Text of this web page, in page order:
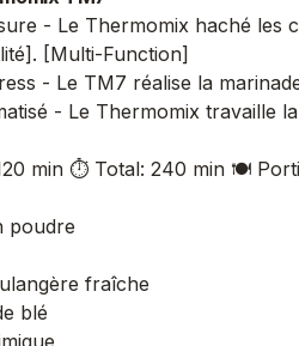
- Le Thermomix haché les
[Multi-Function]
- Le TM7 réalise la
- Le Thermomix travaille
min ⏱️ Total: 240 min 🍽️
poudre
fraîche
blé